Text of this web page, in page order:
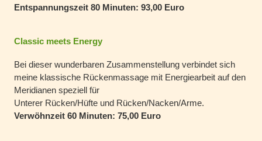
Entspannungszeit 80 Minuten: 93,00 Euro
Classic meets Energy
Bei dieser wunderbaren Zusammenstellung verbindet sich
meine klassische Rückenmassage mit Energiearbeit auf den
Meridianen speziell für
Unterer Rücken/Hüfte und Rücken/Nacken/Arme.
Verwöhnzeit 60 Minuten: 75,00 Euro